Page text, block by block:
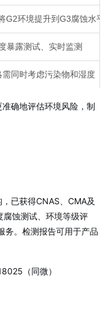
G2环境提升到G3腐蚀水平
暴露测试、实时监测
需同时考虑污染物和湿度
确地评估环境风险，制
已获得CNAS、CMA及
腐蚀测试、环境等级评
务。检测报告可用于产品
（同微）